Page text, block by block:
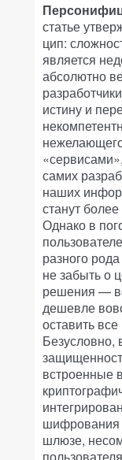
статье
цип:
является
абсолютно
истину и
самих
наших
станут
Однако в
разного
не забыть о
решения —
дешевле
оставить все
Безусловно,
встроенные
шифрования
шлюзе,